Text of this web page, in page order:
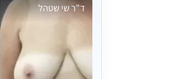
ד"ר שי שטהל